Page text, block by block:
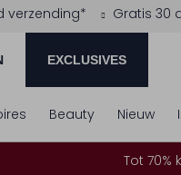
verzending* Gratis 30
EXCLUSIVES
Beauty Nieuw
Tot 70%